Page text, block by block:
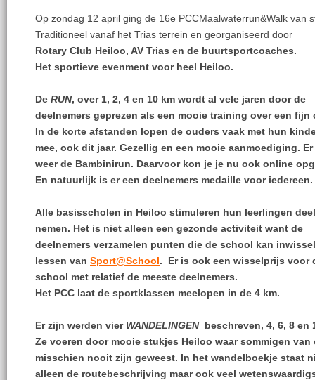
Op zondag 12 april ging de 16e PCCMaalwaterrun&Walk van
Traditioneel vanaf het Trias terrein en georganiseerd door
Rotary Club Heiloo, AV Trias en de buurtsportcoaches.
Het sportieve evenment voor heel Heiloo.
De RUN, over 1, 2, 4 en 10 km wordt al vele jaren door de
deelnemers geprezen als een mooie training over een fijn
In de korte afstanden lopen de ouders vaak met hun
mee, ook dit jaar. Gezellig en een mooie aanmoediging.
weer de Bambinirun. Daarvoor kon je je nu ook online
En natuurlijk is er een deelnemers medaille voor iedereen.
Alle basisscholen in Heiloo stimuleren hun leerlingen
nemen. Het is niet alleen een gezonde activiteit want de
deelnemers verzamelen punten die de school kan
lessen van Sport@School. Er is ook een wisselprijs voor
school met relatief de meeste deelnemers.
Het PCC laat de sportklassen meelopen in de 4 km.
Er zijn werden vier WANDELINGENbeschreven, 4, 6, 8 en
Ze voeren door mooie stukjes Heiloo waar sommigen van
misschien nooit zijn geweest. In het wandelboekje staat
alleen de routebeschrijving maar ook veel